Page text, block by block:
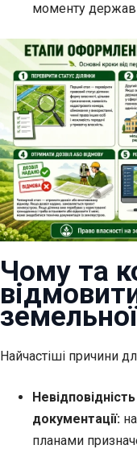
моменту
Чому та
Найчастіші причини
документації:
планами